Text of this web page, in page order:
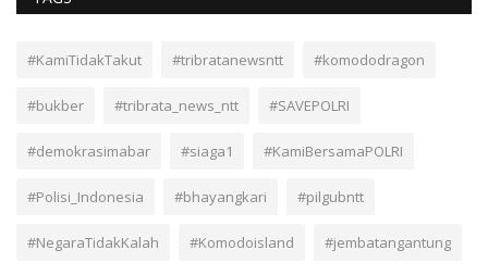
#KamiTidakTakut #tribratanewsntt #komododragon
#bukber #tribrata_news_ntt #SAVEPOLRI
#demokrasimabar #siaga1 #KamiBersamaPOLRI
#Polisi_Indonesia #bhayangkari #pilgubntt
#NegaraTidakKalah #Komodoisland #jembatangantung